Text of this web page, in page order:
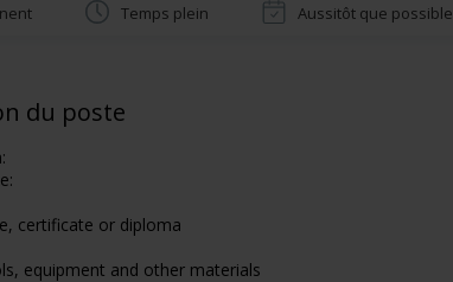
Temps plein Aussitôt que possible
du poste
certificate or diploma
equipment and other materials